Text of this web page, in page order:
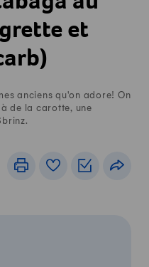
et
anciens qu'on adore! On
de la carotte, une
ImprimerLivre de recettes
Listes de